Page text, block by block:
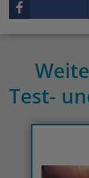
Test-
Previous